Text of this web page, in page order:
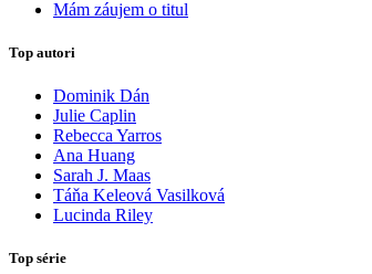
Mám záujem o titul
Top autori
Dominik Dán
Julie Caplin
Rebecca Yarros
Ana Huang
Sarah J. Maas
Táňa Keleová Vasilková
Lucinda Riley
Top série